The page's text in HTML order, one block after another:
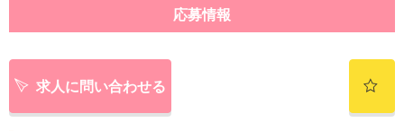
応募情報
求人に問い合わせる